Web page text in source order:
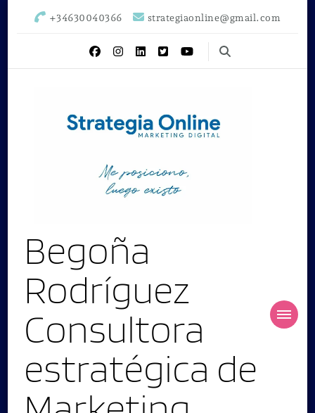
+34630040366 strategiaonline@gmail.com
Begoña
Rodríguez
Consultora
estratégica de